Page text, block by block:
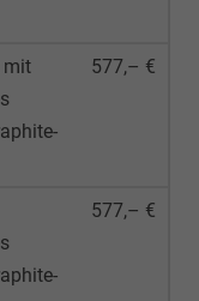
mit
577,– €
577,– €